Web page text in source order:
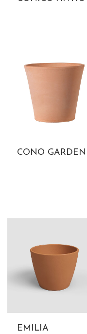
CONO GARDEN
EMILIA